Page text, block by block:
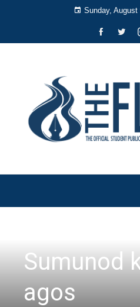
Sunday, August
Sumunod
agos